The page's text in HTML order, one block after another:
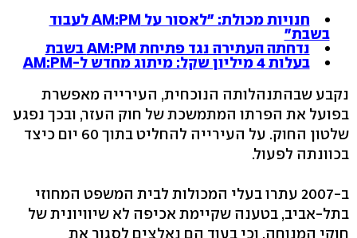
חנויות מכולת: "לאסור על AM:PM לעבוד
בשבת"
נדחתה העתירה נגד פתיחת AM:PM בשבת
בעלות 4 מיליון שקל: מיתוג מחדש ל-AM:PM
נקבע שבהתנהלותה הנוכחית, העירייה מאפשרת
בפועל את הפרתו המתמשכת של חוק העזר, ובכך נפגע
שלטון החוק. על העירייה להחליט בתוך 60 יום כיצד
בכוונתה לפעול.
ב-2007 עתרו בעלי המכולות לבית המשפט המחוזי
בתל-אביב, בטענה שקיימת אכיפה לא שיוויונית של
חוקי המנוחה, וכי בעוד הם נאלצים לסגור את